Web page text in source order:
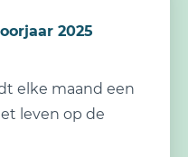
2025
elke maand een
leven op de